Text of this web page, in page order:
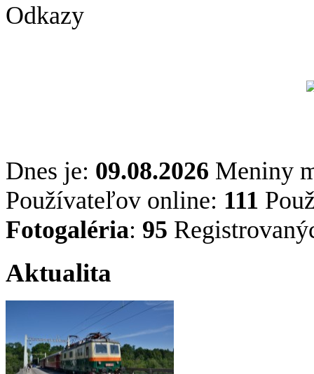
Odkazy
Dnes je: 09.08.2026 Meniny
Používateľov online: 111
Fotogaléria: 95
Aktualita